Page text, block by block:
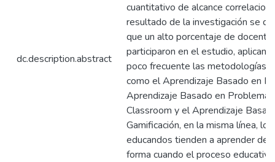
dc.description.abstract
cuantitativo de alcance
resultado de la investigación se
que un alto porcentaje de
participaron en el estudio, aplican
poco frecuente las metodologías
como el Aprendizaje Basado en
Aprendizaje Basado en
Classroom y el Aprendizaje
Gamificación, en la misma línea, los
educandos tienden a aprender de
forma cuando el proceso